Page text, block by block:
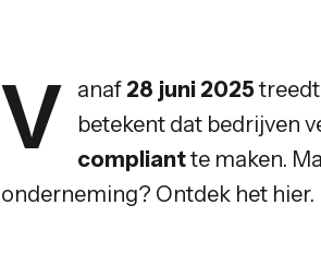
V anaf 28 juni 2025
betekent dat bedrijven
compliantte maken.
onderneming? Ontdek het hier.